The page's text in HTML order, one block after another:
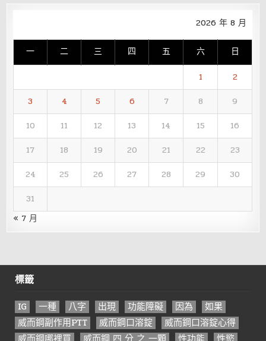
2026 年 8 月
一 二 三 四 五 六 日
1
2
3
4 5 6 7 8
9
10
11 12 13 14 15
16
17
18 19 20 21 22
23
24
25 26 27 28 29
30
31
« 7 月
標籤
IG 一種 八字 出現 功能障礙 因為
如果
威而鋼副作用PTT
威而鋼口溶錠
威而鋼口溶錠心得